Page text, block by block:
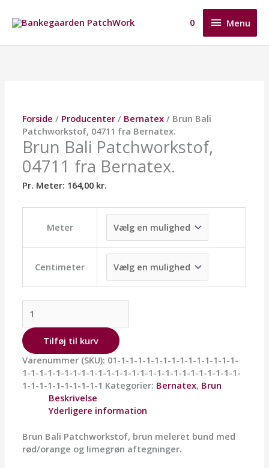
indholdet
Menu
Menu
0
Forside / Producenter / Bernatex / Brun Bali
Patchworkstof, 04711 fra Bernatex.
Brun Bali Patchworkstof,
04711 fra Bernatex.
Pr. Meter: 164,00 kr.
Meter
Centimeter
Bernatex.
antal
Tilføj til kurv
Varenummer (SKU): 01-1-1-1-1-1-1-1-1-1-1-1-1-1-1-
1-1-1-1-1-1-1-1-1-1-1-1-1-1-1-1-1-1-1-1-1-1-1-1-1-1-
1-1-1-1-1-1-1-1-1-1 Kategorier: Bernatex, Brun
Beskrivelse
Yderligere information
Brun Bali Patchworkstof, brun meleret bund med
rød/orange og limegrøn aftegninger.
Mulighederne
kan
vælges
på
varesiden
Mulighederne
kan
vælges
på
varesiden
Mulighederne
kan
vælges
på
varesiden